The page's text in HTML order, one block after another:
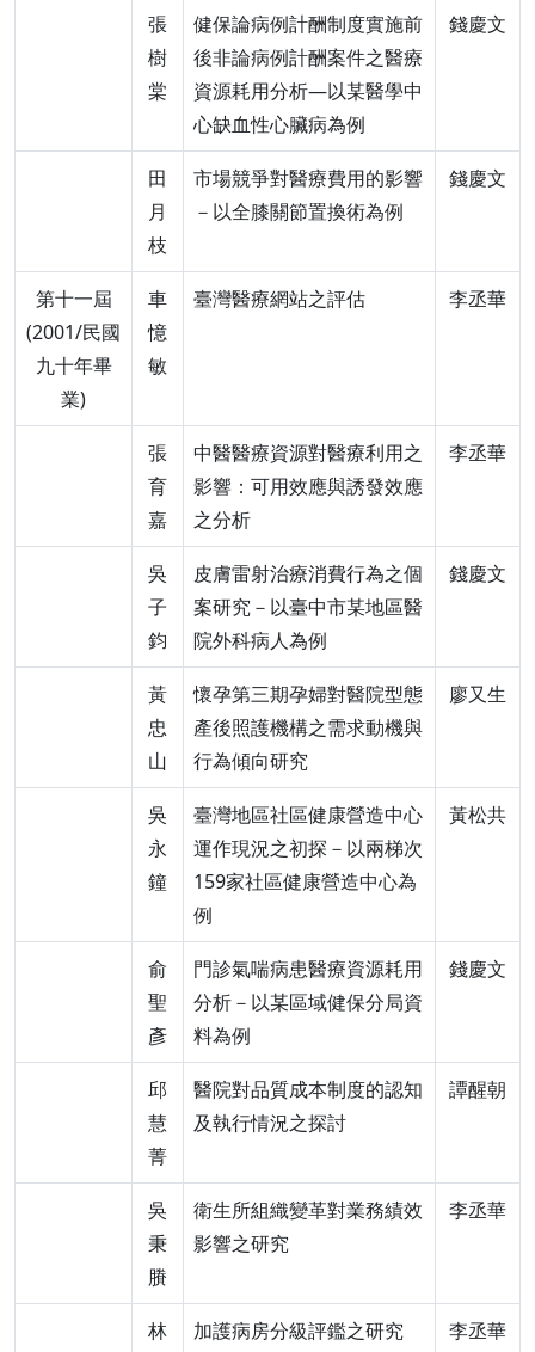
張
樹
棠
健保論病例計酬制度實施前
後非論病例計酬案件之醫療
資源耗用分析—以某醫學中
心缺血性心臟病為例
錢慶文
田
月
枝
市場競爭對醫療費用的影響
－以全膝關節置換術為例
錢慶文
第十一屆
(2001/民國
九十年畢
業)
車
憶
敏
臺灣醫療網站之評估 李丞華
張
育
嘉
中醫醫療資源對醫療利用之
影響：可用效應與誘發效應
之分析
李丞華
吳
子
鈞
皮膚雷射治療消費行為之個
案研究－以臺中市某地區醫
院外科病人為例
錢慶文
黃
忠
山
懷孕第三期孕婦對醫院型態
產後照護機構之需求動機與
行為傾向研究
廖又生
吳
永
鐘
臺灣地區社區健康營造中心
運作現況之初探－以兩梯次
159家社區健康營造中心為
例
黃松共
俞
聖
彥
門診氣喘病患醫療資源耗用
分析－以某區域健保分局資
料為例
錢慶文
邱
慧
菁
醫院對品質成本制度的認知
及執行情況之探討
譚醒朝
吳
秉
賸
衛生所組織變革對業務績效
影響之研究
李丞華
林
加護病房分級評鑑之研究 李丞華